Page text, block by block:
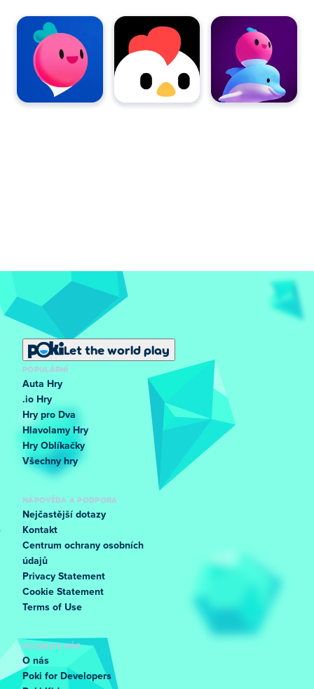
Let the world play
POPULÁRNÍ
Auta Hry
.io Hry
Hry pro Dva
Hlavolamy Hry
Hry Oblíkačky
Všechny hry
NÁPOVĚDA A PODPORA
Nejčastější dotazy
Kontakt
Centrum ochrany osobních
údajů
Privacy Statement
Cookie Statement
Terms of Use
POZNEJTE NÁS
O nás
Poki for Developers